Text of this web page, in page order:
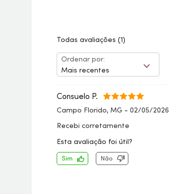
Todas avaliações (1)
Ordenar por:
Mais recentes
Consuelo P.
Campo Florido, MG - 02/05/2026
Recebi corretamente
Esta avaliação foi útil?
Sim Não